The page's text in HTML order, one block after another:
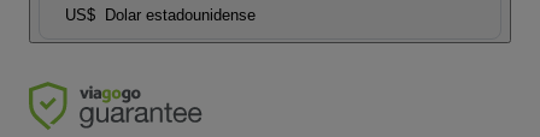
US$ Dolar estadounidense